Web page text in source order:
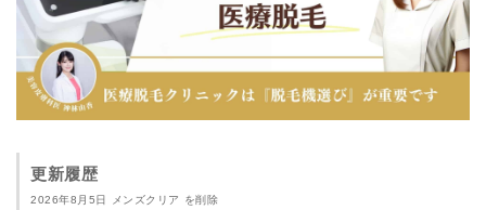
更新履歴
2026年8月5日 メンズクリア を削除